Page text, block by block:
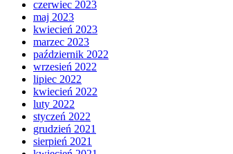
czerwiec 2023
maj 2023
kwiecień 2023
marzec 2023
październik 2022
wrzesień 2022
lipiec 2022
kwiecień 2022
luty 2022
styczeń 2022
grudzień 2021
sierpień 2021